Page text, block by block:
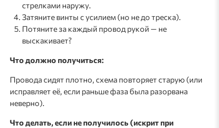
стрелками наружу.
Затяните винты с усилием (но не до треска).
Потяните за каждый провод рукой — не
выскакивает?
Что должно получиться:
Провода сидят плотно, схема повторяет старую (или
исправляет её, если раньше фаза была разорвана
неверно).
Что делать, если не получилось (искрит при